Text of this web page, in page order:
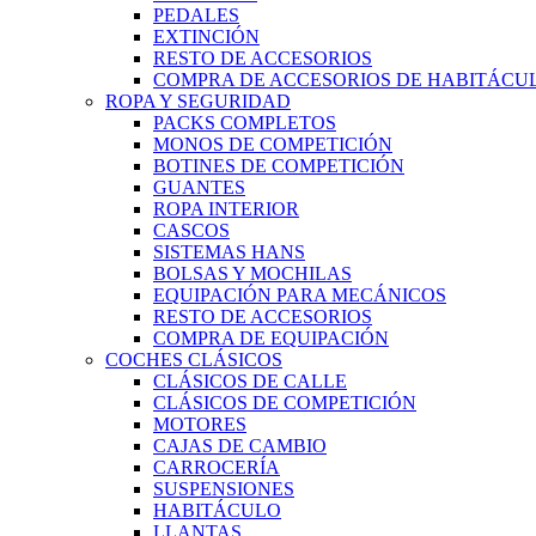
PEDALES
EXTINCIÓN
RESTO DE ACCESORIOS
COMPRA DE ACCESORIOS DE
ROPA Y SEGURIDAD
PACKS COMPLETOS
MONOS DE COMPETICIÓN
BOTINES DE COMPETICIÓN
GUANTES
ROPA INTERIOR
CASCOS
SISTEMAS HANS
BOLSAS Y MOCHILAS
EQUIPACIÓN PARA MECÁNICOS
RESTO DE ACCESORIOS
COMPRA DE EQUIPACIÓN
COCHES CLÁSICOS
CLÁSICOS DE CALLE
CLÁSICOS DE COMPETICIÓN
MOTORES
CAJAS DE CAMBIO
CARROCERÍA
SUSPENSIONES
HABITÁCULO
LLANTAS